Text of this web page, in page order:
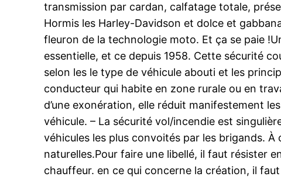
transmission par cardan, calfatage totale,
Hormis les Harley-Davidson et dolce et
fleuron de la technologie moto. Et ça se paie
essentielle, et ce depuis 1958. Cette sécurité
selon les le type de véhicule abouti et les
conducteur qui habite en zone rurale ou en
d’une exonération, elle réduit manifestement
véhicule. – La sécurité vol/incendie est
véhicules les plus convoités par les brigands.
naturelles.Pour faire une libellé, il faut résister
chauffeur. en ce qui concerne la création, il faut